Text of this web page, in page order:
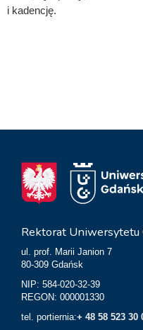
i kadencję.
Rektorat Uniwersytetu
ul. prof. Marii Janion 7
80-309 Gdańsk
NIP: 584-020-32-39
REGON: 000001330
tel. portiernia:+ 48 58 523 30